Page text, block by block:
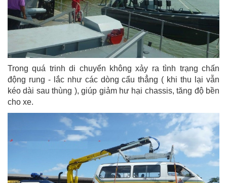
Trong quá trinh di chuyển không xảy ra tình trạng chấn
động rung - lắc như các dòng cẩu thẳng ( khi thu lại vẫn
kéo dài sau thùng ), giúp giảm hư hại chassis, tăng độ bền
cho xe.